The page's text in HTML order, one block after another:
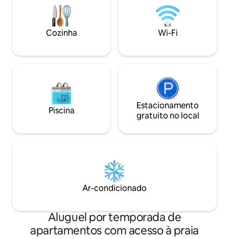
especial de espaço. O Belo Sol fica a
apenas 7 minutos a pé da Praia do
Carvoeiro, lojas e restaurantes.
here, can be an
Where the soft
gently wakes you
Cozinha Wi-Fi
Piscina
Estacionamento
gratuito no local
Ar-condicionado
Aluguel por temporada de
apartamentos com acesso à praia